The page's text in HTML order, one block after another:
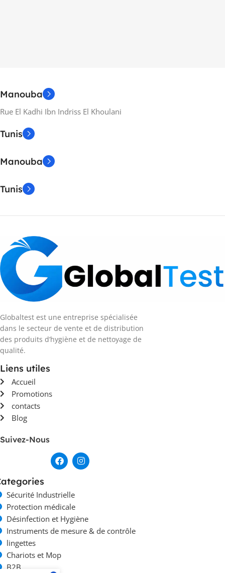
Manouba
Rue El Kadhi Ibn Indriss El Khoulani
Tunis
Manouba
Tunis
Globaltest est une entreprise spécialisée
dans le secteur de vente et de distribution
des produits d’hygiène et de nettoyage de
qualité.
Liens utiles
Accueil
Promotions
contacts
Blog
Suivez-Nous
Sécurité Industrielle
Protection médicale
Désinfection et Hygiène
Instruments de mesure & de contrôle
lingettes
Chariots et Mop
B2B